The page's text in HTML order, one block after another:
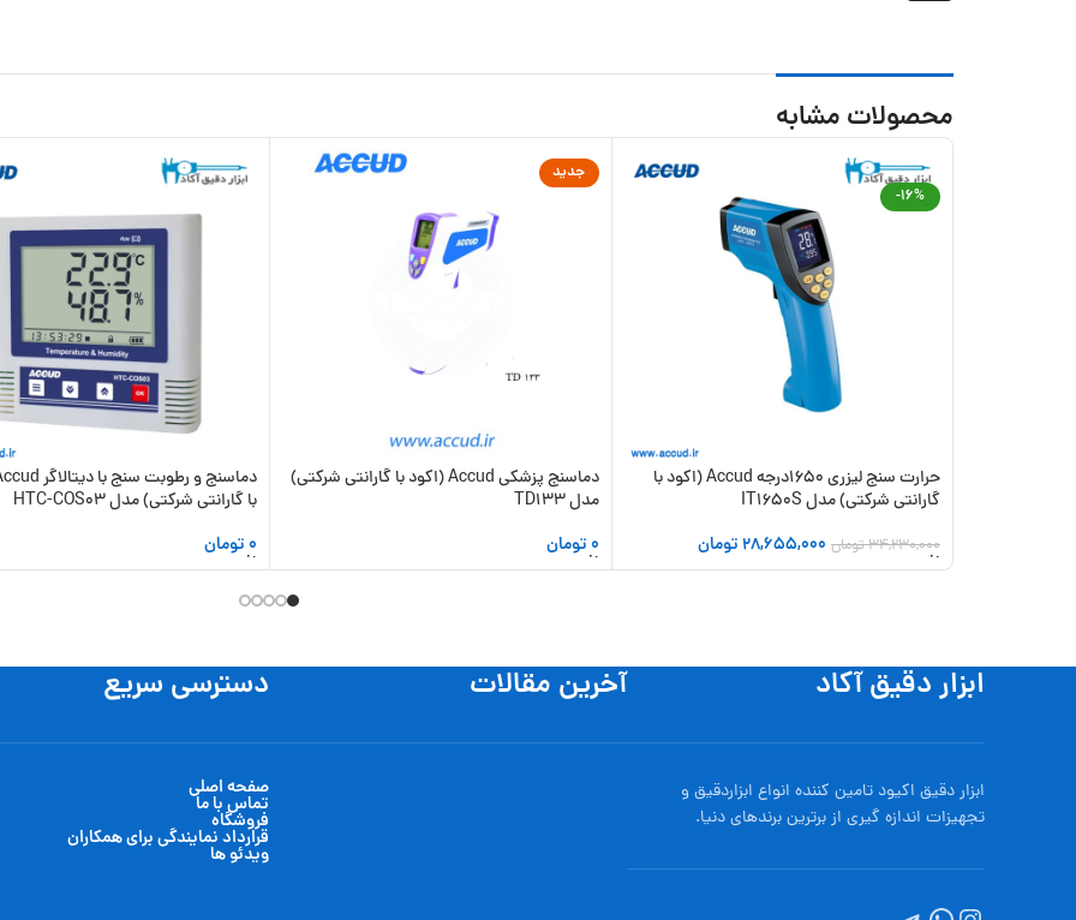
محصولات مشابه
-16%
حرارت سنج لیزری 1650درجه Accud (اکود با
گارانتی شرکتی) مدل IT1650S
34,230,000تومان 28,655,000تومان
افزودن به سبد خرید
جدید
دماسنج پزشکی Accud (اکود با گارانتی شرکتی)
مدل TD133
0تومان
افزودن به سبد خرید
با گارانتی شرکتی) مدل HTC-COS03
0تومان
افزودن به سبد خرید
ابزار دقیق آکاد
ابزار دقیق اکیود تامین کننده انواع ابزاردقيق و
تجهيزات اندازه گیری از برترین برندهای دنیا.
آخرین مقالات دسترسی سریع
صفحه اصلی
تماس با ما
فروشگاه
قرارداد نمایندگی برای همکاران
ویدئو ها